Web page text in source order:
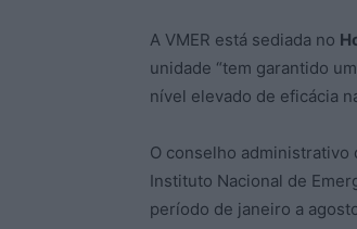
A VMER está sediada no
unidade “tem garantido
nível elevado de eficácia
O conselho administrativo
Instituto Nacional de
período de janeiro a